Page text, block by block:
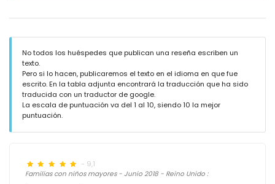
No todos los huéspedes que publican una reseña escriben un
texto.
Pero si lo hacen, publicaremos el texto en el idioma en que fue
escrito. En la tabla adjunta encontrará la traducción que ha sido
traducida con un traductor de google.
La escala de puntuación va del 1 al 10, siendo 10 la mejor
puntuación.
- 9,1
Familias con niños mayores - Junio 2018 - Reino Unido :